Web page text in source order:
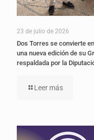
23 de julio de 2026
Dos Torres se convierte
una nueva edición de su
respaldada por la
Leer más